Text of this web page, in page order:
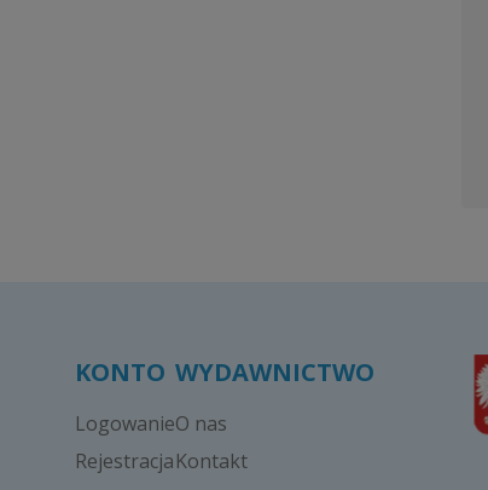
KONTO
Logowanie
Rejestracja
WYDAWNICTWO
O nas
Kontakt